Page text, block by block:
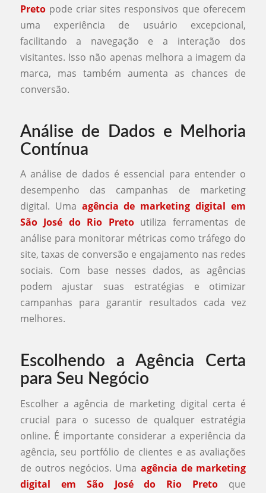
Pretopode criar sites responsivos que oferecem
uma experiência de usuário excepcional,
facilitando a navegação e a interação dos
visitantes. Isso não apenas melhora a imagem da
marca, mas também aumenta as chances de
conversão.
Análise de Dados e Melhoria
Contínua
A análise de dados é essencial para entender o
desempenho das campanhas de marketing
digital. Uma agência de marketing digital em
São José do Rio Pretoutiliza ferramentas de
análise para monitorar métricas como tráfego do
site, taxas de conversão e engajamento nas redes
sociais. Com base nesses dados, as agências
podem ajustar suas estratégias e otimizar
campanhas para garantir resultados cada vez
melhores.
Escolhendo a Agência Certa
para Seu Negócio
Escolher a agência de marketing digital certa é
crucial para o sucesso de qualquer estratégia
online. É importante considerar a experiência da
agência, seu portfólio de clientes e as avaliações
de outros negócios. Uma agência de marketing
digital em São José do Rio Preto que